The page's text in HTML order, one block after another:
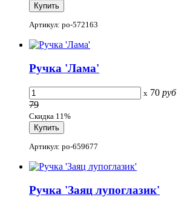
Артикул: po-572163
Ручка 'Лама'
x 70 руб
79
Скидка 11%
Артикул: po-659677
Ручка 'Заяц лупоглазик'